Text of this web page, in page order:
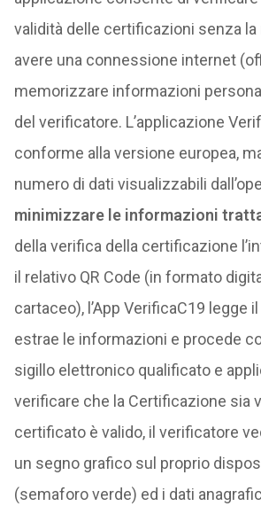
validità delle certificazioni senza
avere una connessione internet
memorizzare informazioni
del verificatore. L’applicazione
conforme alla versione europea,
numero di dati visualizzabili
minimizzare le informazioni
della verifica della certificazione
il relativo QR Code (in formato
cartaceo), l’App VerificaC19 legge il
estrae le informazioni e procede
sigillo elettronico qualificato e
verificare che la Certificazione sia
certificato è valido, il verificatore
un segno grafico sul proprio
(semaforo verde) ed i dati